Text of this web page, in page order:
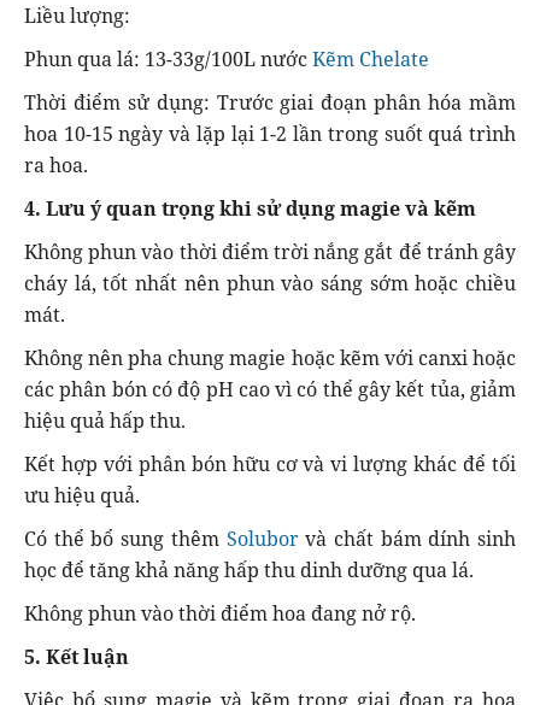
Liều lượng:
Phun qua lá: 13-33g/100L nướcKẽm Chelate
Thời điểm sử dụng: Trước giai đoạn phân hóa mầm
hoa 10-15 ngày và lặp lại 1-2 lần trong suốt quá trình
ra hoa.
4. Lưu ý quan trọng khi sử dụng magie và kẽm
Không phun vào thời điểm trời nắng gắt để tránh gây
cháy lá, tốt nhất nên phun vào sáng sớm hoặc chiều
mát.
Không nên pha chung magie hoặc kẽm với canxi hoặc
các phân bón có độ pH cao vì có thể gây kết tủa, giảm
hiệu quả hấp thu.
Kết hợp với phân bón hữu cơ và vi lượng khác để tối
ưu hiệu quả.
Có thể bổ sung thêm Soluborvà chất bám dính sinh
học để tăng khả năng hấp thu dinh dưỡng qua lá.
Không phun vào thời điểm hoa đang nở rộ.
5. Kết luận